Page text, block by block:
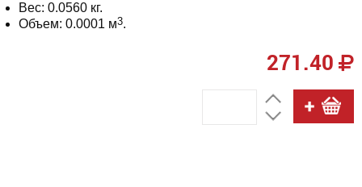
Вес: 0.0560 кг.
Объем: 0.0001 м3.
271.40